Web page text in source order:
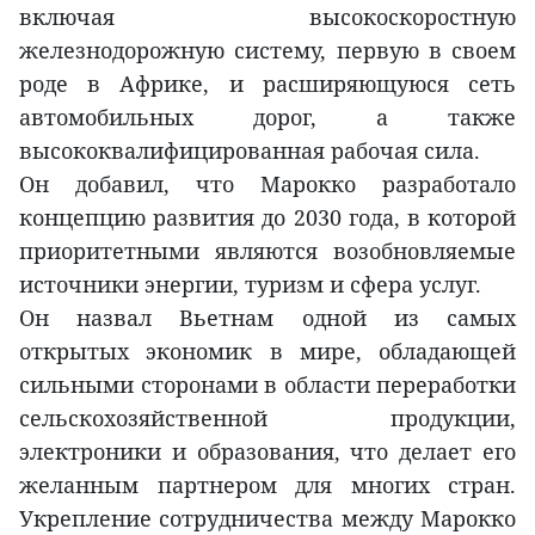
включая высокоскоростную
железнодорожную систему, первую в своем
роде в Африке, и расширяющуюся сеть
автомобильных дорог, а также
высококвалифицированная рабочая сила.
Он добавил, что Марокко разработало
концепцию развития до 2030 года, в которой
приоритетными являются возобновляемые
источники энергии, туризм и сфера услуг.
Он назвал Вьетнам одной из самых
открытых экономик в мире, обладающей
сильными сторонами в области переработки
сельскохозяйственной продукции,
электроники и образования, что делает его
желанным партнером для многих стран.
Укрепление сотрудничества между Марокко